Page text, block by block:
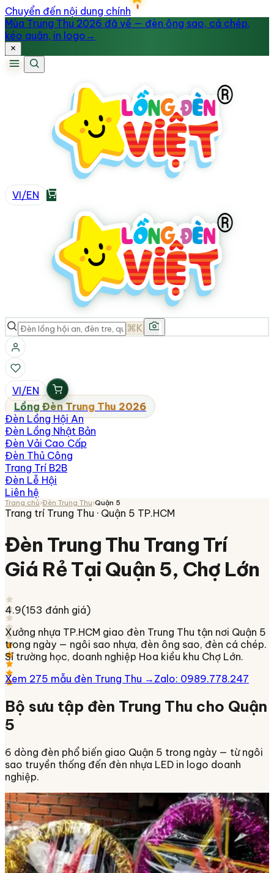
Chuyển đến nội dung chính
Mùa Trung Thu 2026 đã về — đèn ông sao, cá chép,
kéo quân, in logo →
VI/EN
⌘K
VI/EN
Lồng Đèn Trung Thu 2026
Đèn Lồng Hội An
Đèn Lồng Nhật Bản
Đèn Vải Cao Cấp
Đèn Thủ Công
Trang Trí B2B
Đèn Lễ Hội
Liên hệ
Trang chủ›Đèn Trung Thu›Quận 5
Trang trí Trung Thu · Quận 5 TP.HCM
Đèn Trung Thu Trang Trí
Giá Rẻ Tại Quận 5, Chợ Lớn
4.9(153 đánh giá)
Xưởng nhựa TP.HCM giao đèn Trung Thu tận nơi Quận 5
trong ngày — ngôi sao nhựa, đèn ông sao, đèn cá chép.
Sỉ trường học, doanh nghiệp Hoa kiều khu Chợ Lớn.
Xem 275 mẫu đèn Trung Thu → Zalo: 0989.778.247
Bộ sưu tập đèn Trung Thu cho Quận
5
6 dòng đèn phổ biến giao Quận 5 trong ngày — từ ngôi
sao truyền thống đến đèn nhựa LED in logo doanh
nghiệp.